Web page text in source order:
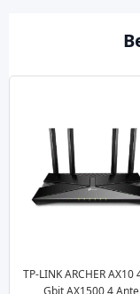
TP-LINK ARCHER AX10
Gbit AX1500 4